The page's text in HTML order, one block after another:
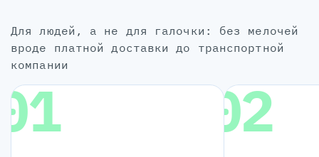
для людей, а не для галочки: без мелочей
вроде платной доставки до транспортной
компании
02